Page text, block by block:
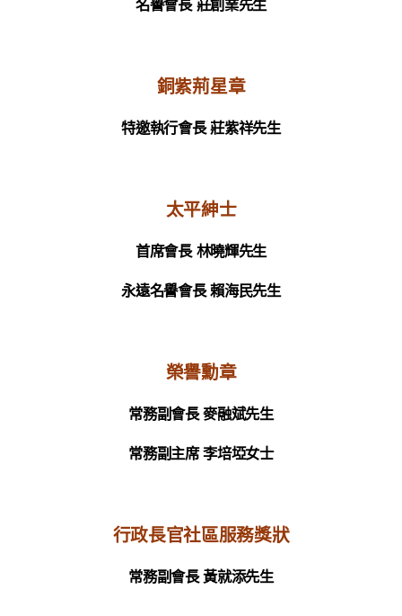
名譽會長莊創業先生
銅紫荊星章
特邀執行會長 莊紫祥先生
太平紳士
首席會長 林曉輝先生
永遠名譽會長 賴海民先生
榮譽勳章
常務副會長 麥融斌先生
常務副主席李培埡女士
行政長官社區服務獎狀
常務副會長 黃就添先生